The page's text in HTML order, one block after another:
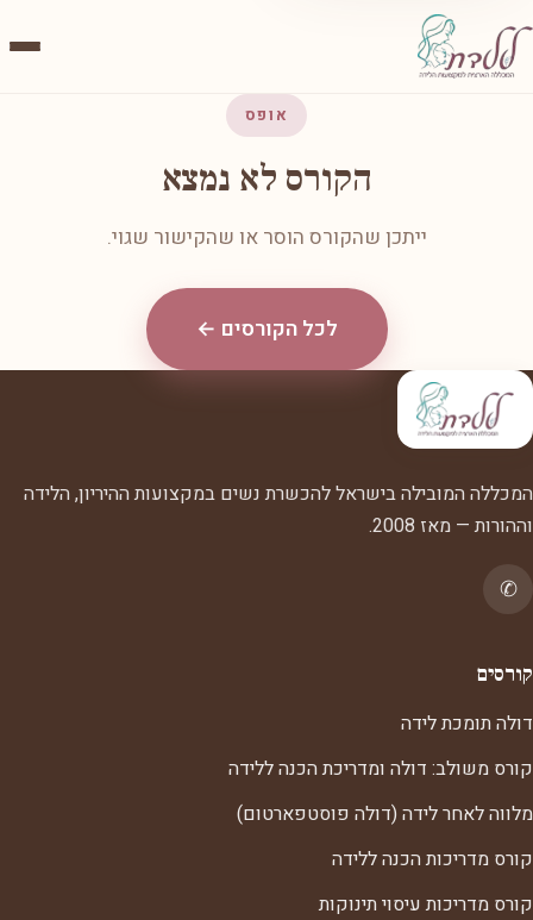
אופס
הקורס לא נמצא
ייתכן שהקורס הוסר או שהקישור שגוי.
לכל הקורסים ←
המכללה המובילה בישראל להכשרת נשים במקצועות ההיריון, הלידה
וההורות — מאז 2008.
✆
קורסים
דולה תומכת לידה
קורס משולב: דולה ומדריכת הכנה ללידה
מלווה לאחר לידה (דולה פוסטפארטום)
קורס מדריכות הכנה ללידה
קורס מדריכות עיסוי תינוקות